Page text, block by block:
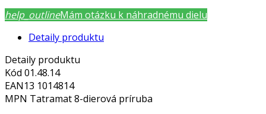
help_outlineMám otázku k náhradnému dielu
Detaily produktu
Detaily produktu
Kód 01.48.14
EAN13 1014814
MPN Tatramat 8-dierová príruba